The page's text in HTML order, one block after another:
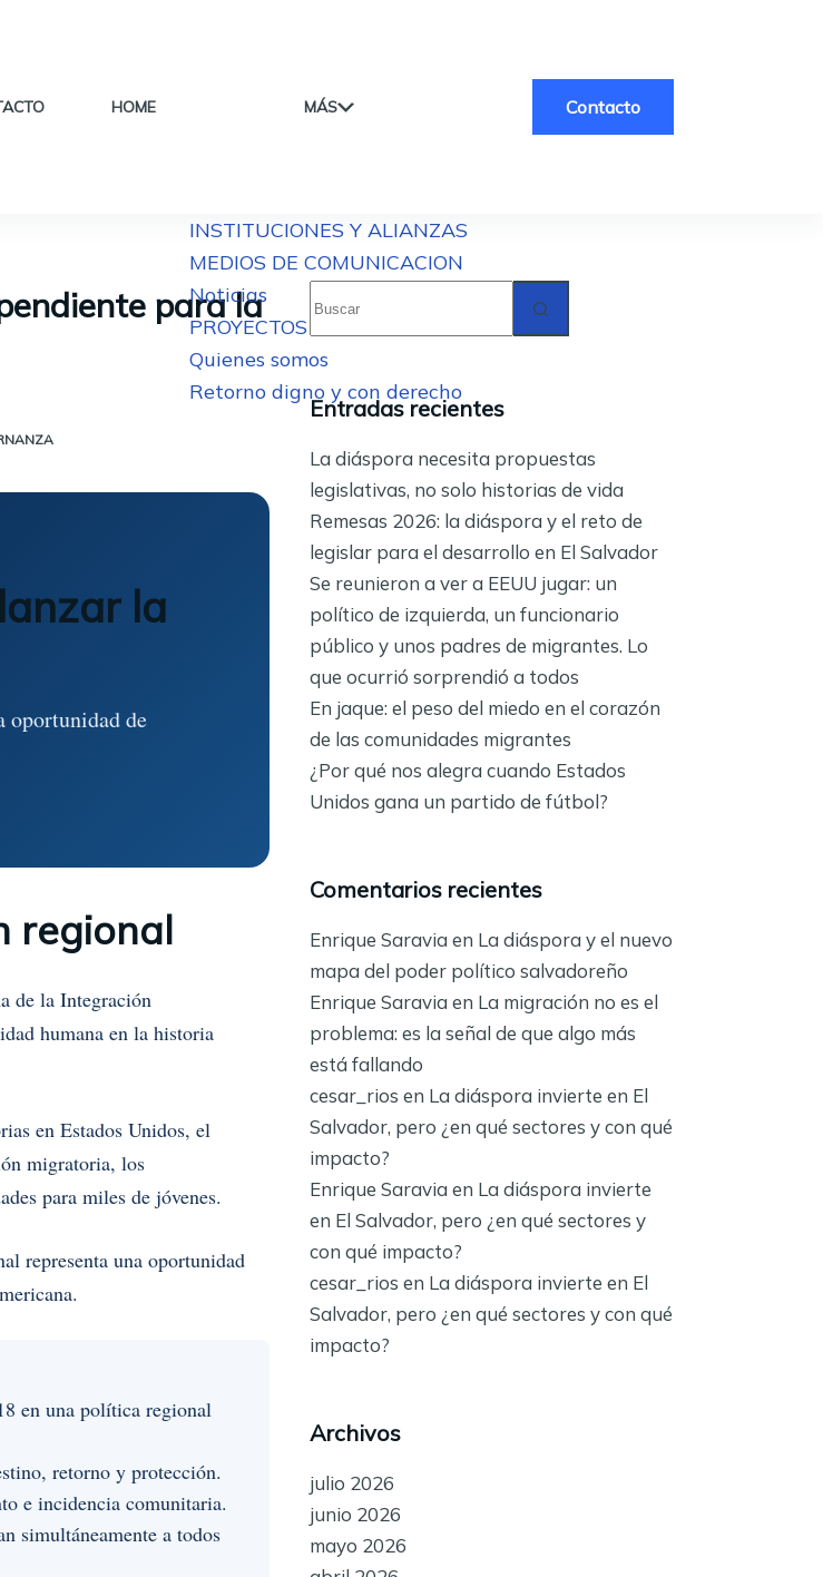
HOME MÁS
INSTITUCIONES Y ALIANZAS
MEDIOS DE COMUNICACION
Noticias
PROYECTOS
Quienes somos
Retorno digno y con derecho
Contacto
para la
la
oportunidad de
regional
de la Integración
humana en la historia
en Estados Unidos, el
migratoria, los
para miles de jóvenes.
representa una oportunidad
en una política regional
retorno y protección.
e incidencia comunitaria.
simultáneamente a todos
Entradas recientes
La diáspora necesita propuestas
legislativas, no solo historias de vida
Remesas 2026: la diáspora y el reto de
legislar para el desarrollo en El Salvador
Se reunieron a ver a EEUU jugar: un
político de izquierda, un funcionario
público y unos padres de migrantes. Lo
que ocurrió sorprendió a todos
En jaque: el peso del miedo en el corazón
de las comunidades migrantes
¿Por qué nos alegra cuando Estados
Unidos gana un partido de fútbol?
Comentarios recientes
Enrique Saraviaen La diáspora y el nuevo
mapa del poder político salvadoreño
Enrique Saraviaen La migración no es el
problema: es la señal de que algo más
está fallando
cesar_rios en La diáspora invierte en El
Salvador, pero ¿en qué sectores y con qué
impacto?
Enrique Saraviaen La diáspora invierte
en El Salvador, pero ¿en qué sectores y
con qué impacto?
cesar_rios en La diáspora invierte en El
Salvador, pero ¿en qué sectores y con qué
impacto?
Archivos
julio 2026
junio 2026
mayo 2026